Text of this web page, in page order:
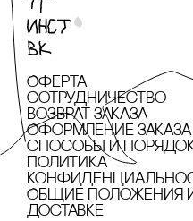
Оферта
сотрудничество
Возврат заказа
Оформление заказа
cпособы и
Политика
Общие положения
доставке